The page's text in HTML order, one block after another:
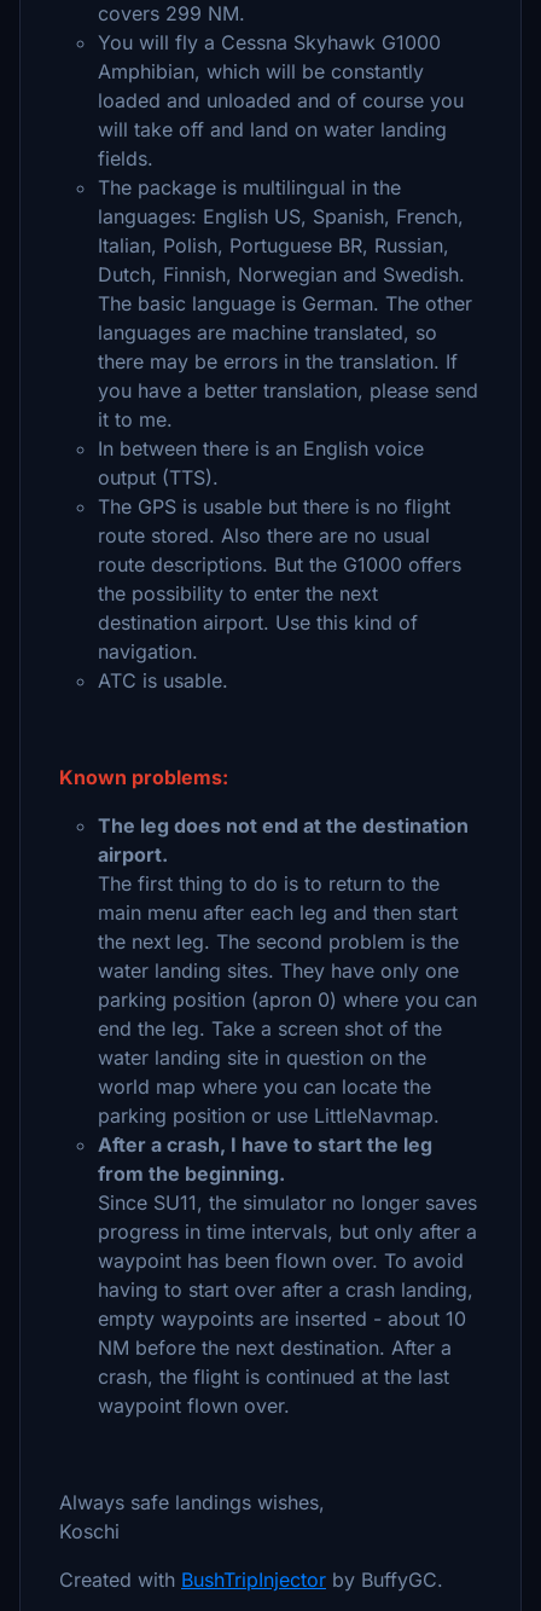
covers 299 NM.
You will fly a Cessna Skyhawk G1000
Amphibian, which will be constantly
loaded and unloaded and of course you
will take off and land on water landing
fields.
The package is multilingual in the
languages: English US, Spanish, French,
Italian, Polish, Portuguese BR, Russian,
Dutch, Finnish, Norwegian and Swedish.
The basic language is German. The other
languages are machine translated, so
there may be errors in the translation. If
you have a better translation, please send
it to me.
In between there is an English voice
output (TTS).
The GPS is usable but there is no flight
route stored. Also there are no usual
route descriptions. But the G1000 offers
the possibility to enter the next
destination airport. Use this kind of
navigation.
ATC is usable.
Known problems:
The leg does not end at the destination
airport.
The first thing to do is to return to the
main menu after each leg and then start
the next leg. The second problem is the
water landing sites. They have only one
parking position (apron 0) where you can
end the leg. Take a screen shot of the
water landing site in question on the
world map where you can locate the
parking position or use LittleNavmap.
After a crash, I have to start the leg
from the beginning.
Since SU11, the simulator no longer saves
progress in time intervals, but only after a
waypoint has been flown over. To avoid
having to start over after a crash landing,
empty waypoints are inserted - about 10
NM before the next destination. After a
crash, the flight is continued at the last
waypoint flown over.
Always safe landings wishes,
Koschi
Created with BushTripInjector by BuffyGC.